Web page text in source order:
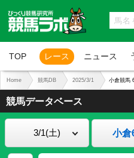
TOP レース ニュース
Home 競馬DB 2025/3/1 小倉競馬
競馬データベース
小倉